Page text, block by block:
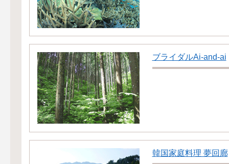
ブライダルAi-and-ai
韓国家庭料理 夢回廊